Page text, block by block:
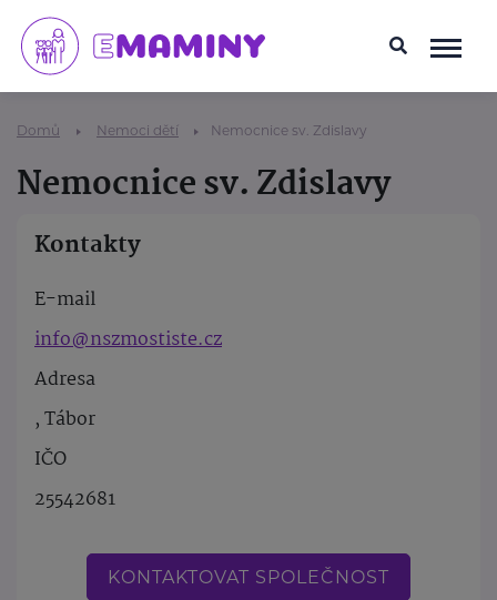
Domů Nemoci dětí Nemocnice sv. Zdislavy
Nemocnice sv. Zdislavy
Kontakty
E-mail
info@nszmostiste.cz
Adresa
, Tábor
IČO
25542681
KONTAKTOVAT SPOLEČNOST